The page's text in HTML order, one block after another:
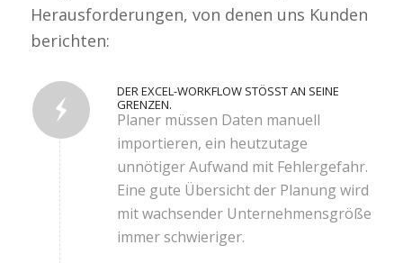
Herausforderungen, von denen uns Kunden
berichten:
DER EXCEL-WORKFLOW STÖSST AN SEINE G
RENZEN.
Planer müssen Daten manuell
importieren, ein heutzutage
unnötiger Aufwand mit Fehlergefahr.
Eine gute Übersicht der Planung wird
mit wachsender Unternehmensgröße
immer schwieriger.